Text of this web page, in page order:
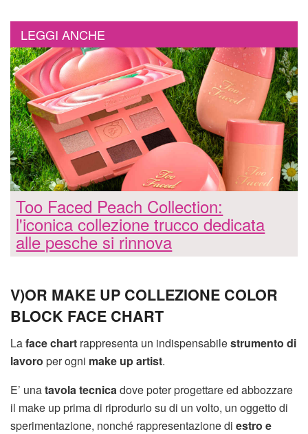
LEGGI ANCHE
Too Faced Peach Collection:
l'iconica collezione trucco dedicata
alle pesche si rinnova
V)OR MAKE UP COLLEZIONE COLOR
BLOCK FACE CHART
Laface chart rappresenta un indispensabilestrumento di
lavoro per ogni make up artist.
E’ unatavola tecnicadove poter progettare ed abbozzare
il make up prima di riprodurlo su di un volto, un oggetto di
sperimentazione, nonché rappresentazione di estro e